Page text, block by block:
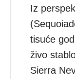
Iz
tisuće
živo
Sierra